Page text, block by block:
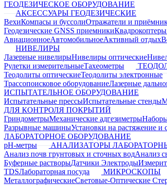
ГЕОДЕЗИЧЕСКОЕ ОБОРУДОВАНИЕ
АКСЕССУАРЫ ГЕОДЕЗИЧЕСКИЕ
ВехиКомпасы и буссолиОтражатели и
Геодезические GNSS приемники
АвиационноеАвтомобильноеАктивный отдых
НИВЕЛИРЫ
Лазерные нивелирыНивелиры оптические
Рулетки измерительныеТахеометры
Теодолиты оптическиеТеодолиты электронные
Трассопоисковое оборудованиеЛазерные
ИСПЫТАТЕЛЬНОЕ ОБОРУДОВАНИЕ
Испытательные прессыИспытательные стенды
ДЛЯ КОНТРОЛЯ ПОКРЫТИЙ
ГриндометрыМеханические адгезиметры
Разрывные машиныУстановки на растяжение и
ЛАБОРАТОРНОЕ ОБОРУДОВАНИЕ
pH-метры
АНАЛИЗАТОРЫ
Анализ почв грунтовых и сточных водАнализ
Буферные растворыДатчики Электроды
TDSЛабораторная посуда
МИКРОСКОПЫ
МеталлографическиеСветовые-Оптические